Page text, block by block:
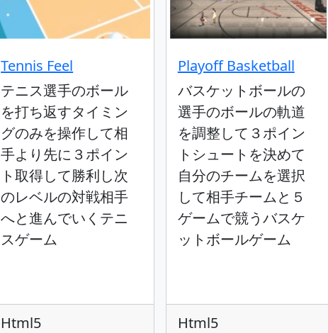
Tennis Feel
テニス選手のボール
を打ち返すタイミン
グのみを操作して相
手より先に３ポイン
ト取得して勝利し次
のレベルの対戦相手
へと進んでいくテニ
スゲーム
Html5
Playoff Basketball
バスケットボールの
選手のボールの軌道
を調整して３ポイン
トシュートを決めて
自分のチームを選択
して相手チームと５
ゲームで競うバスケ
ットボールゲーム
Html5